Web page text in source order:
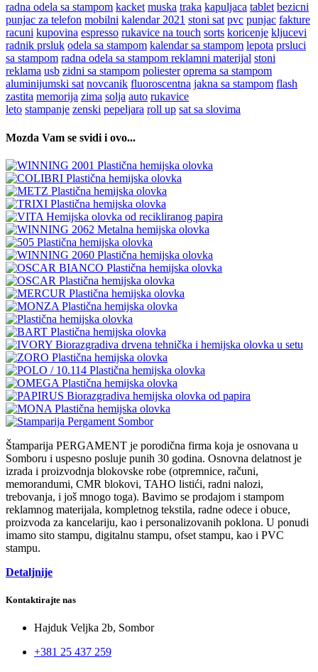
radna odela sa stampom kacket muska traka kapuljaca tablet bezicni
punjac za telefon mobilni kalendar 2021 stoni sat pvc punjac fakture
racuni kupovina espresso rukavice na touch sorts koricenje kljucevi
radnik prsluk odela sa stampom kalendar sa stampom lepota prsluci
sa stampom radna odela sa stampom reklamni materijal stoni
reklama usb zidni sa stampom poliester oprema sa stampom
aluminijumski sat novcanik fluoroscentna jakna sa stampom flash
zastita memorija zima solja auto rukavice
leto stampanje zenski pepeljara roll up sat sa slovima
Mozda Vam se svidi i ovo...
Štamparija PERGAMENT je porodična firma koja je osnovana u
Somboru i uspesno posluje punih 30 godina. Osnovna delatnost je
izrada i proizvodnja blokovske robe (otpremnice, računi,
memorandumi, CMR blokovi, TAHO listići, radni nalozi,
trebovanja, i još mnogo toga). Bavimo se prodajom i stampom
reklamnog materijala, kompletnog tekstila, radne odece i obuce,
proizvoda za kancelariju, kao i personalizovanih poklona. U ponudi
imamo sito stampu, digitalnu stampu, ofset stampu, kao i PVC
stampu.
Detaljnije
Kontaktirajte nas
Hajduk Veljka 2b, Sombor
+381 25 437 259